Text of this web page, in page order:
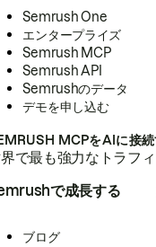
Semrush One
エンタープライズ
Semrush MCP
Semrush API
Semrushのデータ
デモを申し込む
MCPをAIに接続
で最も強力なトラフ
で成長する
ブログ